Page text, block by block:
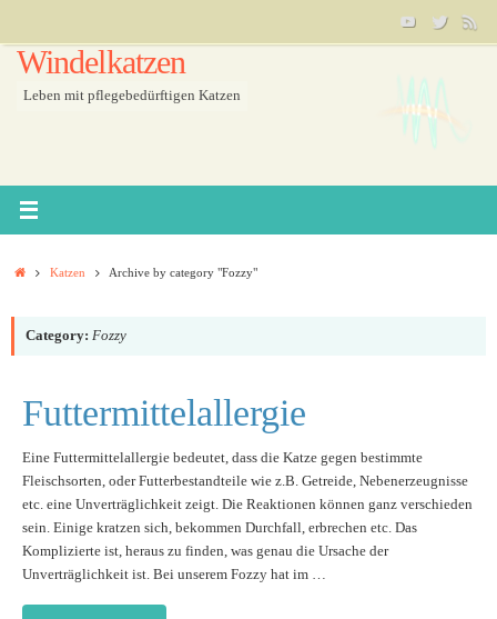
content
Windelkatzen
Leben mit pflegebedürftigen Katzen
HomeKatzen Archive by category "Fozzy"
Category: Fozzy
Futtermittelallergie
Eine Futtermittelallergie bedeutet, dass die Katze gegen bestimmte
Fleischsorten, oder Futterbestandteile wie z.B. Getreide, Nebenerzeugnisse
etc. eine Unverträglichkeit zeigt. Die Reaktionen können ganz verschieden
sein. Einige kratzen sich, bekommen Durchfall, erbrechen etc. Das
Komplizierte ist, heraus zu finden, was genau die Ursache der
Unverträglichkeit ist. Bei unserem Fozzy hat im …